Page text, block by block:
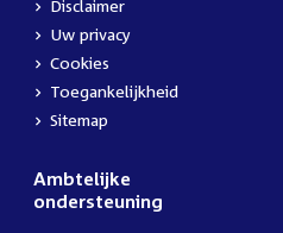
Disclaimer
Uw privacy
Cookies
Toegankelijkheid
Sitemap
Ambtelijke
ondersteuning